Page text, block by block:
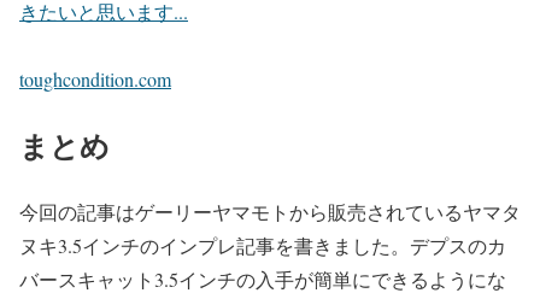
きたいと思います...
toughcondition.com
まとめ
今回の記事はゲーリーヤマモトから販売されているヤマタ
ヌキ3.5インチのインプレ記事を書きました。デプスのカ
バースキャット3.5インチの入手が簡単にできるようにな